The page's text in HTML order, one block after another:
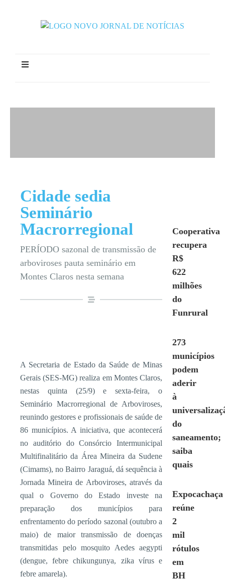
Cidade sedia
Seminário
Macrorregional
PERÍODO sazonal de transmissão de
arboviroses pauta seminário em
Montes Claros nesta semana
A Secretaria de Estado da Saúde de Minas
Gerais (SES-MG) realiza em Montes Claros,
nestas quinta (25/9) e sexta-feira, o
Seminário Macrorregional de Arboviroses,
reunindo gestores e profissionais de saúde de
86 municípios. A iniciativa, que acontecerá
no auditório do Consórcio Intermunicipal
Multifinalitário da Área Mineira da Sudene
(Cimams), no Bairro Jaraguá, dá sequência à
Jornada Mineira de Arboviroses, através da
qual o Governo do Estado investe na
preparação dos municípios para
enfrentamento do período sazonal (outubro a
maio) de maior transmissão de doenças
transmitidas pelo mosquito Aedes aegypti
(dengue, febre chikungunya, zika vírus e
febre amarela).
Cooperativa
recupera
R$
622
milhões
do
Funrural
273
municípios
podem
aderir
à
do
saneamento;
saiba
quais
Expocachaça
reúne
2
mil
rótulos
em
BH